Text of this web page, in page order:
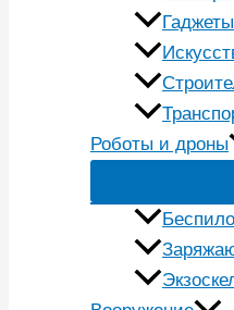
Гаджеты
Роботы и дроны